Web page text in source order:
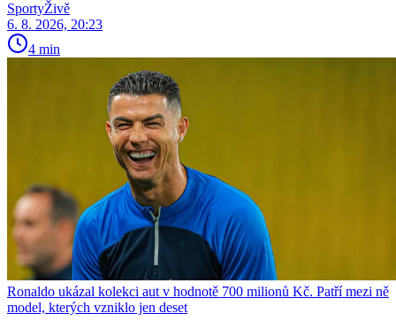
SportyŽivě
6. 8. 2026, 20:23
4 min
Ronaldo ukázal kolekci aut v hodnotě 700 milionů Kč. Patří mezi ně
model, kterých vzniklo jen deset